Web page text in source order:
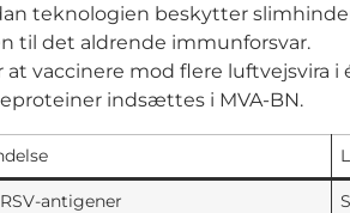
teknologien beskytter
til det aldrende immunforsvar.
vaccinere mod flere luftvejsvira i
indsættes i MVA-BN.
antigener